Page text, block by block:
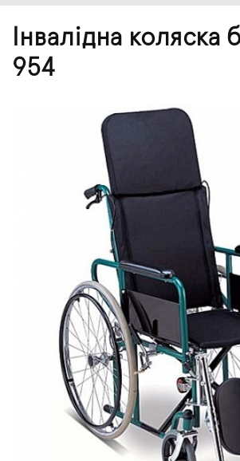
Інвалідна коляска
954